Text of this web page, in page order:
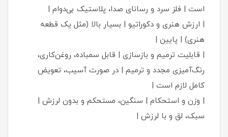
است | فلز سرد و رسانای صدا، پلاستیک بی‌دوام |
| ارزش هنری و دکوراتیو | بسیار بالا (مثل یک قطعه
هنری) | پایین |
| قابلیت ترمیم و بازسازی | قابل سمباده، روغن‌کاری،
رنگ‌آمیزی مجدد و ترمیم | در صورت آسیب، تعویض
کامل لازم است |
| وزن و استحکام | سنگین، مستحکم و بدون لرزش |
سبک، لق و با لرزش |